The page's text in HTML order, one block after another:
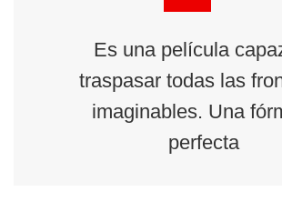
Es una película
traspasar todas las
imaginables. Una
perfecta